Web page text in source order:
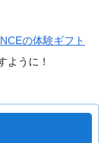
の体験ギフト
ように！